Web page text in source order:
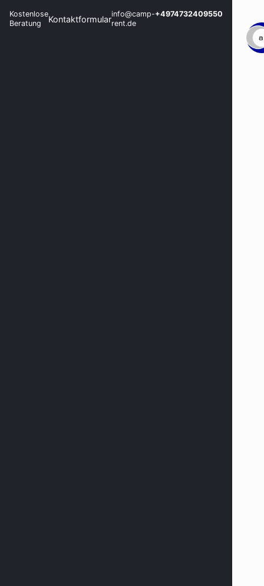
Kostenlose
Beratung
Kontaktformularinfo@camp-
rent.de
+4974732409550